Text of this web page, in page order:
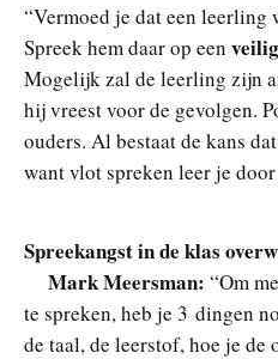
“Vermoed je dat een leerling
Spreek hem daar op een
Mogelijk zal de leerling zijn
hij vreest voor de gevolgen.
ouders. Al bestaat de kans
want vlot spreken leer je
Spreekangst in de klas
Mark Meersman: “Om
te spreken, heb je 3 dingen
de taal, de leerstof, hoe je